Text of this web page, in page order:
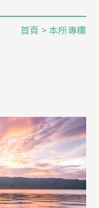
首頁 >本所專欄